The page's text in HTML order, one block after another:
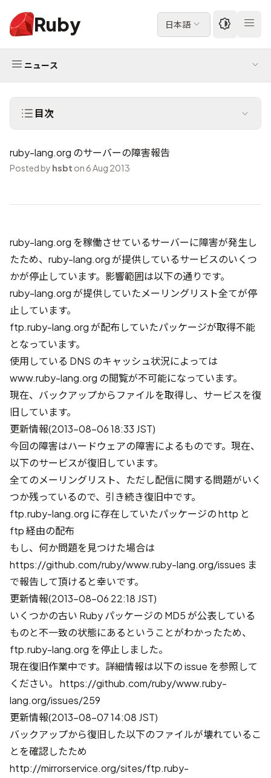
Ruby 日本語
ニュース
目次
ruby-lang.org のサーバーの障害報告
Posted by hsbt on 6 Aug 2013
ruby-lang.org を稼働させているサーバーに障害が発生し
たため、ruby-lang.org が提供しているサービスのいくつ
かが停止しています。影響範囲は以下の通りです。
ruby-lang.org が提供していたメーリングリスト全てが停
止しています。
ftp.ruby-lang.org が配布していたパッケージが取得不能
となっています。
使用している DNS のキャッシュ状況によっては
www.ruby-lang.org の閲覧が不可能になっています。
現在、バックアップからファイルを取得し、サービスを復
旧しています。
更新情報(2013-08-06 18:33 JST)
今回の障害はハードウェアの障害によるものです。現在、
以下のサービスが復旧しています。
全てのメーリングリスト、ただし配信に関する問題がいく
つか残っているので、引き続き復旧中です。
ftp.ruby-lang.org に存在していたパッケージの http と
ftp 経由の配布
もし、何か問題を見つけた場合は
https://github.com/ruby/www.ruby-lang.org/issues ま
で報告して頂けると幸いです。
更新情報(2013-08-06 22:18 JST)
いくつかの古い Ruby パッケージの MD5 が公表している
ものと不一致の状態にあるということがわかったため、
ftp.ruby-lang.org を停止しました。
現在復旧作業中です。詳細情報は以下の issue を参照して
ください。 https://github.com/ruby/www.ruby-
lang.org/issues/259
更新情報(2013-08-07 14:08 JST)
バックアップから復旧した以下のファイルが壊れているこ
とを確認したため
http://mirrorservice.org/sites/ftp.ruby-